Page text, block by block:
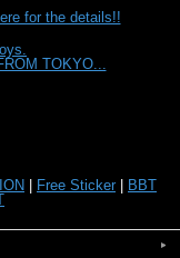
for the details!!
TOKYO...
Free Sticker
BBT